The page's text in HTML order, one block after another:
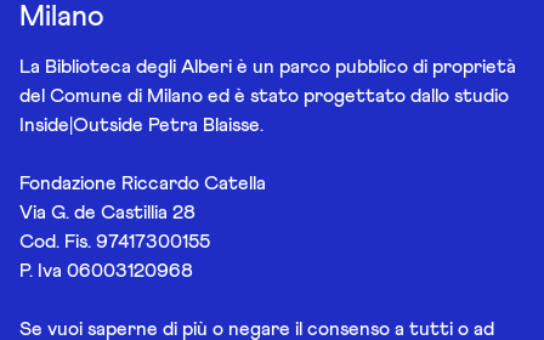
Milano
La Biblioteca degli Alberi è un parco pubblico di proprietà
del Comune di Milano ed è stato progettato dallo studio
Inside|Outside Petra Blaisse.
Fondazione Riccardo Catella
Via G. de Castillia 28
Cod. Fis. 97417300155
P. Iva 06003120968
Se vuoi saperne di più o negare il consenso a tutti o ad